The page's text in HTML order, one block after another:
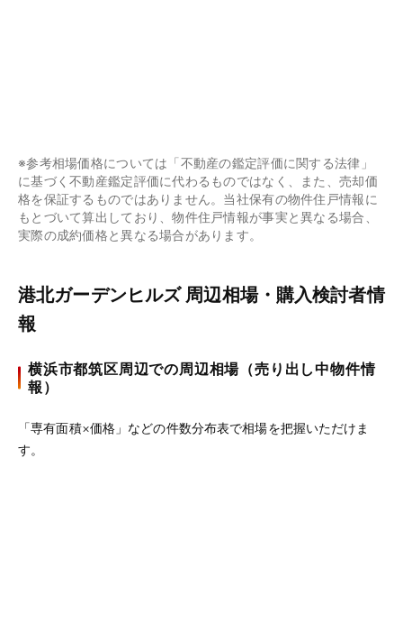
※参考相場価格については「不動産の鑑定評価に関する法律」
に基づく不動産鑑定評価に代わるものではなく、また、売却価
格を保証するものではありません。当社保有の物件住戸情報に
もとづいて算出しており、物件住戸情報が事実と異なる場合、
実際の成約価格と異なる場合があります。
港北ガーデンヒルズ 周辺相場・購入検討者情
報
横浜市都筑区周辺での周辺相場（売り出し中物件情
報）
「専有面積×価格」などの件数分布表で相場を把握いただけま
す。